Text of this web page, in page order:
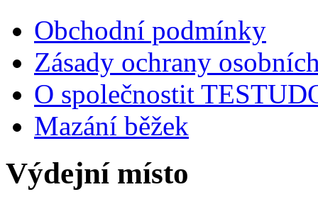
Obchodní podmínky
Zásady ochrany
O společnostit
Mazání běžek
Výdejní místo